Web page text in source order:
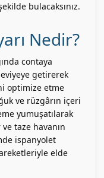
bulacaksınız.
Nedir?
contaya
getirerek
optimize etme
ve rüzgârın içeri
yumuşatılarak
taze havanın
ispanyolet
elde